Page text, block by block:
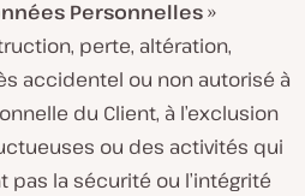
Personnelles»
perte, altération,
accidentel ou non autorisé à
du Client, à l’exclusion
ou des activités qui
la sécurité ou l’intégrité